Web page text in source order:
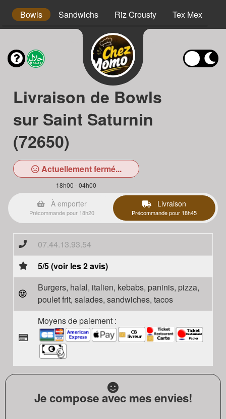
Bowls Sandwichs Riz Crousty Tex Mex
Livraison de Bowls
sur Saint Saturnin
(72650)
Actuellement fermé...
18h00 - 04h00
À emporter
Précommande pour 18h20
Livraison
Précommande pour 18h45
07.44.13.93.54
5/5 (voir les 2 avis)
Burgers, halal, italien, kebabs, paninis, pizza,
poulet frit, salades, sandwiches, tacos
Moyens de paiement :
Je compose avec mes envies!